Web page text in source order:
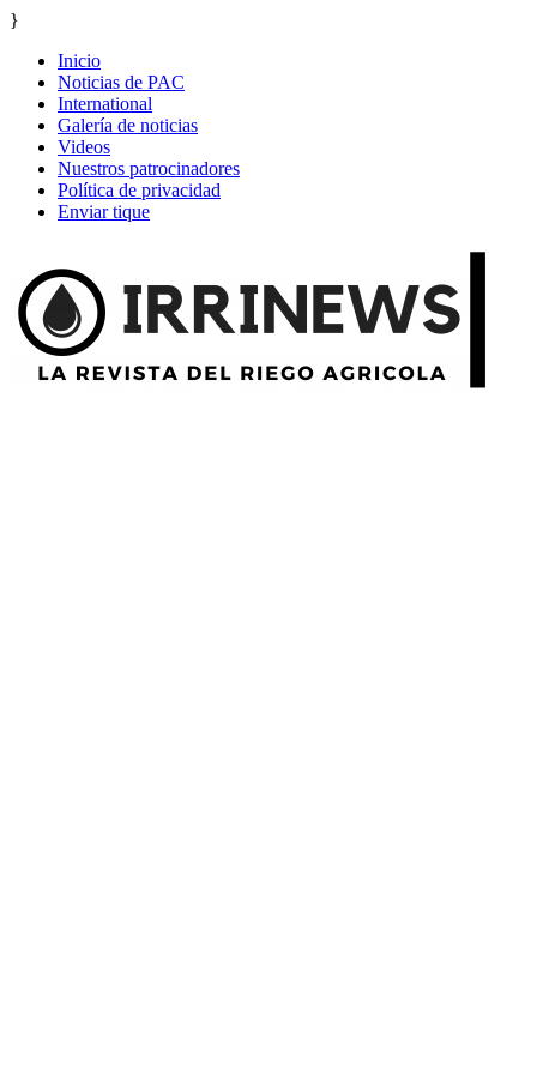
}
Inicio
Noticias de PAC
International
Galería de noticias
Videos
Nuestros patrocinadores
Política de privacidad
Enviar tique